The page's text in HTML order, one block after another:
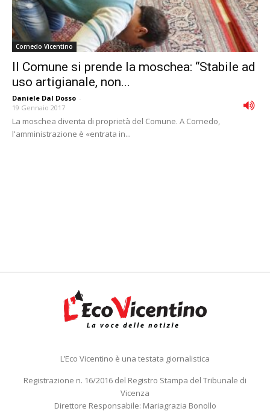
Cornedo Vicentino
Il Comune si prende la moschea: “Stabile ad
uso artigianale, non...
Daniele Dal Dosso -
19 Gennaio 2017
La moschea diventa di proprietà del Comune. A Cornedo,
l'amministrazione è «entrata in...
L’Eco Vicentino è una testata giornalistica
Registrazione n. 16/2016 del Registro Stampa del Tribunale di
Vicenza
Direttore Responsabile: Mariagrazia Bonollo